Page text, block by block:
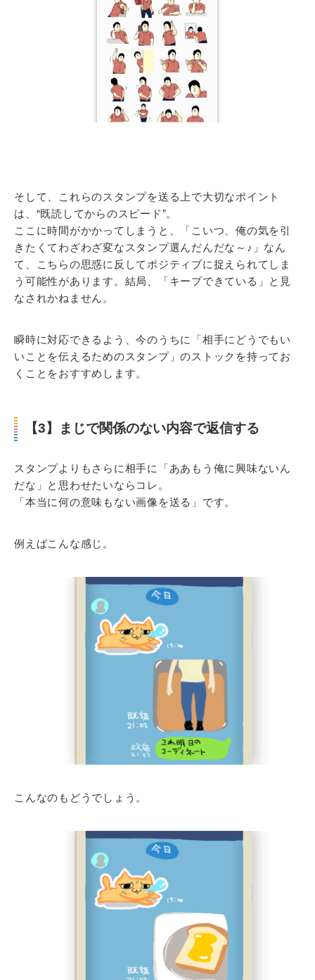
そして、これらのスタンプを送る上で大切なポイント
は、“既読してからのスピード”。
ここに時間がかかってしまうと、「こいつ、俺の気を引
きたくてわざわざ変なスタンプ選んだんだな～♪」なん
て、こちらの思惑に反してポジティブに捉えられてしま
う可能性があります。結局、「キープできている」と見
なされかねません。
瞬時に対応できるよう、今のうちに「相手にどうでもい
いことを伝えるためのスタンプ」のストックを持ってお
くことをおすすめします。
【3】まじで関係のない内容で返信する
スタンプよりもさらに相手に「ああもう俺に興味ないん
だな」と思わせたいならコレ。
「本当に何の意味もない画像を送る」です。
例えばこんな感じ。
こんなのもどうでしょう。